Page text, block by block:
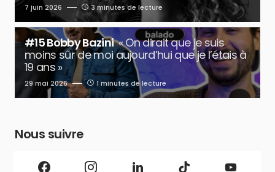
7 juin 2026 3 minutes de lecture
#15 Bobby Bazini « On dirait que je suis
moins sûr de moi aujourd’hui que je l’étais à
19 ans »
29 mai 2026 1 minutes de lecture
Nous suivre